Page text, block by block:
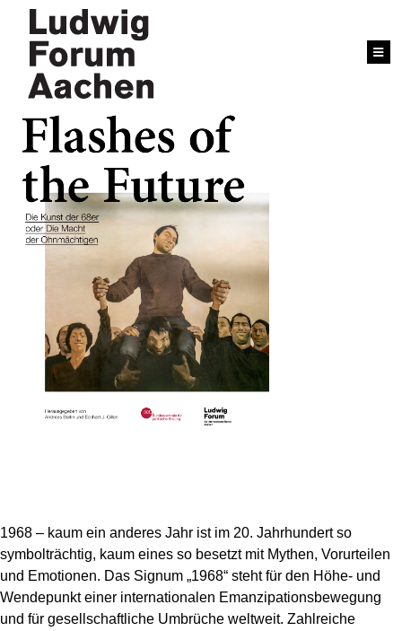
1968 – kaum ein anderes Jahr ist im 20. Jahrhundert so
symbolträchtig, kaum eines so besetzt mit Mythen, Vorurteilen
und Emotionen. Das Signum „1968“ steht für den Höhe- und
Wendepunkt einer internationalen Emanzipationsbewegung
und für gesellschaftliche Umbrüche weltweit. Zahlreiche